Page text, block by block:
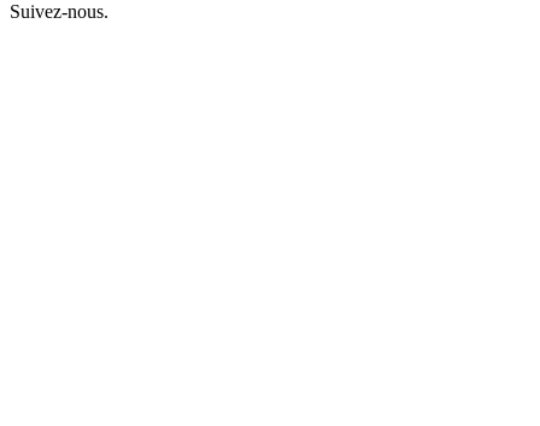
Suivez-nous.